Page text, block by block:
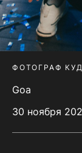
ФОТОГРАФ
Goa
30 ноября